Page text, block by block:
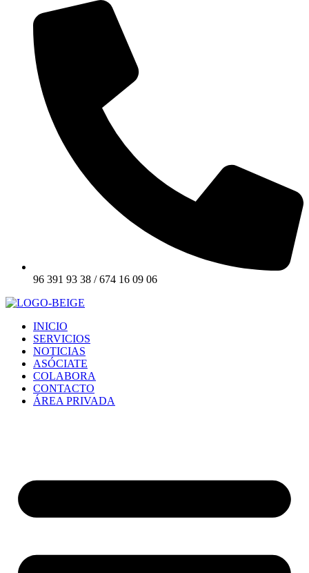
96 391 93 38 / 674 16 09 06
INICIO
SERVICIOS
NOTICIAS
ASÓCIATE
COLABORA
CONTACTO
ÁREA PRIVADA